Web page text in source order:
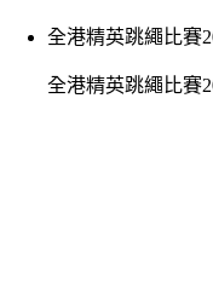
全港精英跳繩比賽
全港精英跳繩比賽